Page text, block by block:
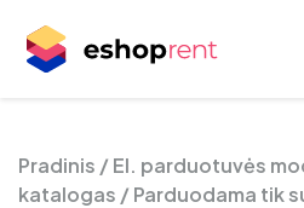
Pradinis /El. parduotuvės
katalogas /Parduodama tik